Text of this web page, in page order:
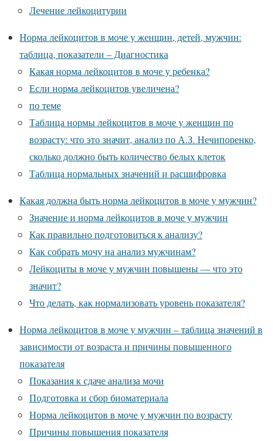
Лечение лейкоцитурии
Норма лейкоцитов в моче у женщин, детей, мужчин:
таблица, показатели – Диагностика
Какая норма лейкоцитов в моче у ребенка?
Если норма лейкоцитов увеличена?
по теме
Таблица нормы лейкоцитов в моче у женщин по
возрасту: что это значит, анализ по А.З. Нечипоренко,
сколько должно быть количество белых клеток
Таблица нормальных значений и расшифровка
Какая должна быть норма лейкоцитов в моче у мужчин?
Значение и норма лейкоцитов в моче у мужчин
Как правильно подготовиться к анализу?
Как собрать мочу на анализ мужчинам?
Лейкоциты в моче у мужчин повышены — что это
значит?
Что делать, как нормализовать уровень показателя?
Норма лейкоцитов в моче у мужчин – таблица значений в
зависимости от возраста и причины повышенного
показателя
Показания к сдаче анализа мочи
Подготовка и сбор биоматериала
Норма лейкоцитов в моче у мужчин по возрасту
Причины повышения показателя